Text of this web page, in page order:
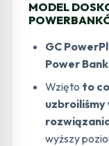
MODEL
GC
Power
Wzięto to
wyższy